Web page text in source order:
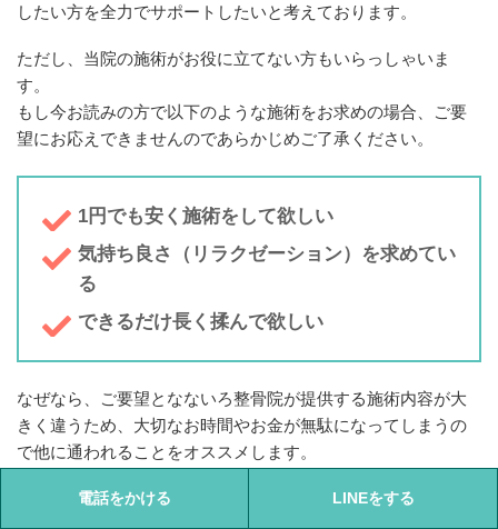
したい方を全力でサポートしたいと考えております。
ただし、当院の施術がお役に立てない方もいらっしゃいま
す。
もし今お読みの方で以下のような施術をお求めの場合、ご要
望にお応えできませんのであらかじめご了承ください。
1円でも安く施術をして欲しい
気持ち良さ（リラクゼーション）を求めてい
る
できるだけ長く揉んで欲しい
なぜなら、ご要望となないろ整骨院が提供する施術内容が大
きく違うため、 大切なお時間やお金が無駄になってしまうの
で他に通われることをオススメします。
しかしそうではなく、
電話をかける LINEをする